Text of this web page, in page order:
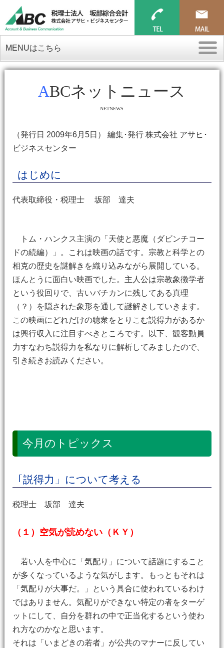
MENUはこちら
ABCネットニュース
NETNEWS
（発行日 2009年6月5日） 編集･発行 株式会社 アサヒ･
ビジネスセンター
はじめに
代表取締役・税理士 坂部 達夫
トム・ハンクス主演の「天使と悪魔（ダビンチコー
ドの続編）」。これは映画の話です。宗教と科学との
相克の歴史を謎解きを織り込みながら展開している。
ほんとうに面白い映画でした。主人公は宗教象徴学者
という役回りで、古いバチカンに残してある真理
（？）を隠された象形を通して謎解きしていきます。
この映画にどれだけの聴衆をとりこむ説得力があるか
は興行収入に注目すべきところです。以下、観客動員
力すなわち説得力を私なりに解析してみましたので、
引き続きお読みください。
今月のトピックス
｢説得力」について考える
税理士 坂部 達夫
（１）空気が読めない（ＫＹ）
若い人を中心に「気配り」について話題にすること
が多くなっているような気がします。もっともそれは
「気配りが大事だ。」という具合に使われているわけ
ではありません。気配りができない特定の者をターゲ
ットにして、自分を群れの中で正当化するという使わ
れ方なのかなと思います。
それは「いまどきの若者」が公共のマナーに反してい